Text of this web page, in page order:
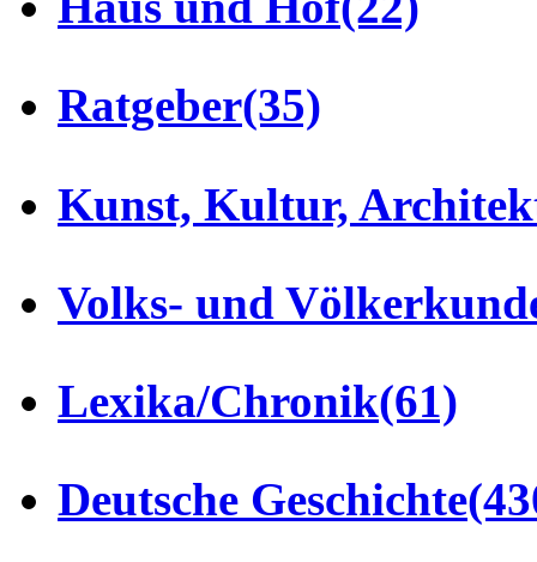
Ratgeber(35)
Kunst, Kultur,
Volks- und
Lexika/Chronik(61)
Deutsche Geschichte